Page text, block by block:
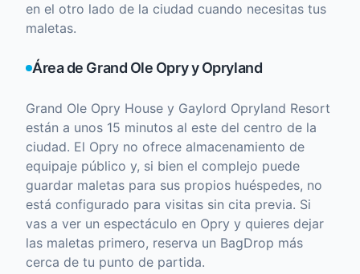
en el otro lado de la ciudad cuando necesitas tus
maletas.
Área de Grand Ole Opry y Opryland
Grand Ole Opry House y Gaylord Opryland Resort
están a unos 15 minutos al este del centro de la
ciudad. El Opry no ofrece almacenamiento de
equipaje público y, si bien el complejo puede
guardar maletas para sus propios huéspedes, no
está configurado para visitas sin cita previa. Si
vas a ver un espectáculo en Opry y quieres dejar
las maletas primero, reserva un BagDrop más
cerca de tu punto de partida.